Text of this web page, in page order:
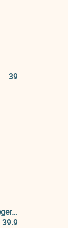
39
Die hermetische Garage - Jaeger und Gejagter
39.9